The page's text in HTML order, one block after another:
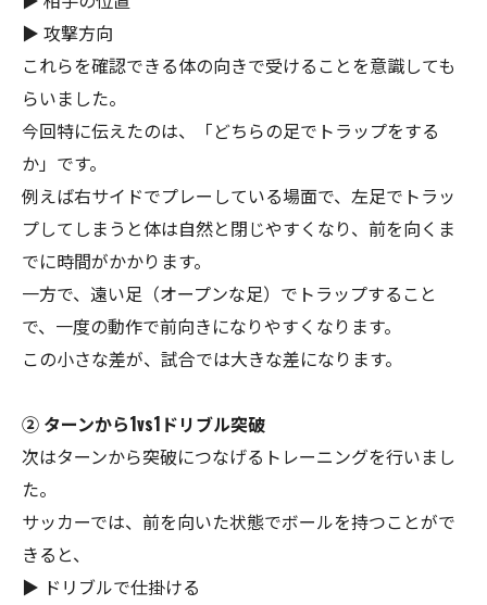
▶ 攻撃方向
これらを確認できる体の向きで受けることを意識しても
らいました。
今回特に伝えたのは、「どちらの足でトラップをする
か」です。
例えば右サイドでプレーしている場面で、左足でトラッ
プしてしまうと体は自然と閉じやすくなり、前を向くま
でに時間がかかります。
一方で、遠い足（オープンな足）でトラップすること
で、一度の動作で前向きになりやすくなります。
この小さな差が、試合では大きな差になります。
② ターンから1vs1ドリブル突破
次はターンから突破につなげるトレーニングを行いまし
た。
サッカーでは、前を向いた状態でボールを持つことがで
きると、
▶ ドリブルで仕掛ける